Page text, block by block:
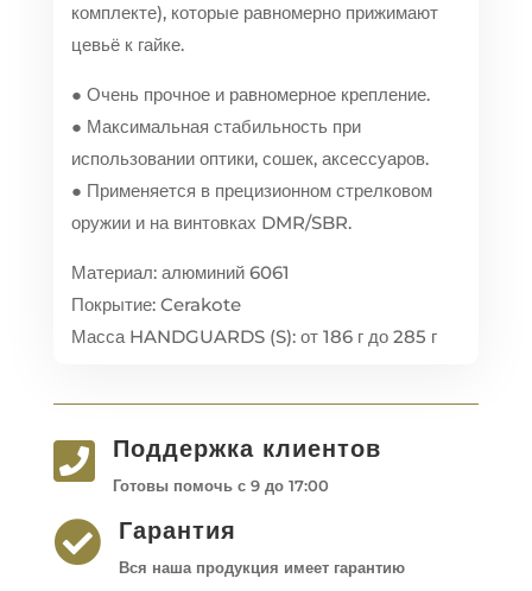
комплекте), которые равномерно прижимают
цевьё к гайке.
● Очень прочное и равномерное крепление.
● Максимальная стабильность при
использовании оптики, сошек, аксессуаров.
● Применяется в прецизионном стрелковом
оружии и на винтовках DMR/SBR.
Материал: алюминий 6061
Покрытие: Cerakote
Масса HANDGUARDS (S): от 186 г до 285 г
 Поддержка клиентов
Готовы помочь с 9 до 17:00
 Гарантия
Вся наша продукция имеет гарантию